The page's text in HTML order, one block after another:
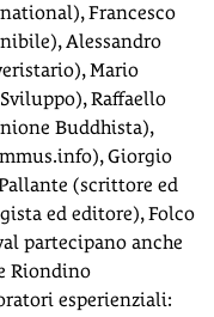
Francesco
Alessandro
Mario
Raffaello
Buddhista),
Giorgio
(scrittore ed
ed editore), Folco
partecipano anche
Riondino
esperienziali: